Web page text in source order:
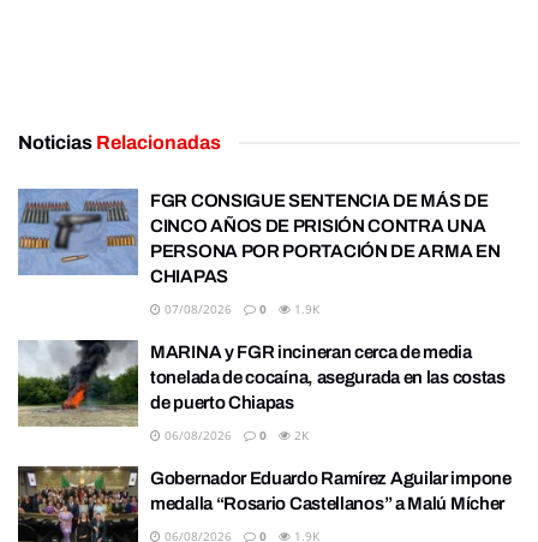
Noticias Relacionadas
FGR CONSIGUE SENTENCIA DE MÁS DE
CINCO AÑOS DE PRISIÓN CONTRA UNA
PERSONA POR PORTACIÓN DE ARMA EN
CHIAPAS
07/08/2026 0 1.9K
MARINA y FGR incineran cerca de media
tonelada de cocaína, asegurada en las costas
de puerto Chiapas
06/08/2026 0 2K
Gobernador Eduardo Ramírez Aguilar impone
medalla “Rosario Castellanos” a Malú Mícher
06/08/2026 0 1.9K